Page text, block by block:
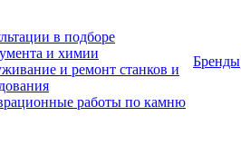
в подборе
и химии
и ремонт станков и
работы по камню
Бренды